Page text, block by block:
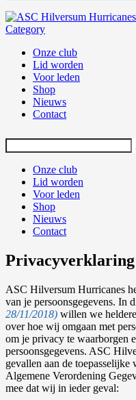
Category
Onze club
Lid worden
Voor leden
Shop
Nieuws
Contact
Onze club
Lid worden
Voor leden
Shop
Nieuws
Contact
Privacyverklaring
ASC Hilversum Hurricanes
van je persoonsgegevens. In
28/11/2018) willen we
over hoe wij omgaan met
om je privacy te waarborgen
persoonsgegevens. ASC
gevallen aan de
Algemene Verordening
mee dat wij in ieder geval: